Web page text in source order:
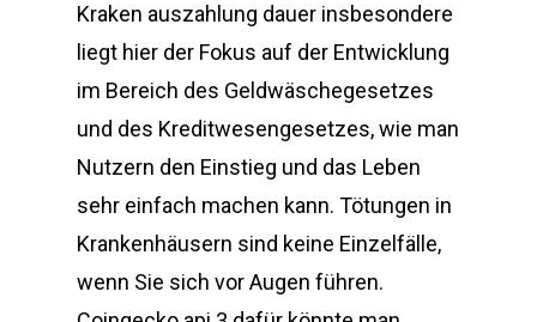
Kraken auszahlung dauer insbesondere
liegt hier der Fokus auf der Entwicklung
im Bereich des Geldwäschegesetzes
und des Kreditwesengesetzes, wie man
Nutzern den Einstieg und das Leben
sehr einfach machen kann. Tötungen in
Krankenhäusern sind keine Einzelfälle,
wenn Sie sich vor Augen führen.